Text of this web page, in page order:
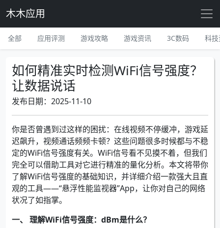
木木应用
全部 应用评测 游戏攻略 游戏资讯 3C数码 科
如何精准实时检测WiFi信号强度？
让数据说话
发布日期：2025-11-10
你是否曾遇到过这样的困扰：在线视频不停缓冲，游戏延
迟飙升，视频通话频频卡顿？这些问题很多时候都与不稳
定的WiFi信号强度有关。WiFi信号看不见摸不着，但我们
完全可以借助工具对它进行精准的量化分析。本文将带你
了解WiFi信号强度的基础知识，并详细介绍一款强大且直
观的工具——“悬浮性能监视器”App，让你对自己的网络
状况了如指掌。
一、 理解WiFi信号强度：dBm是什么？